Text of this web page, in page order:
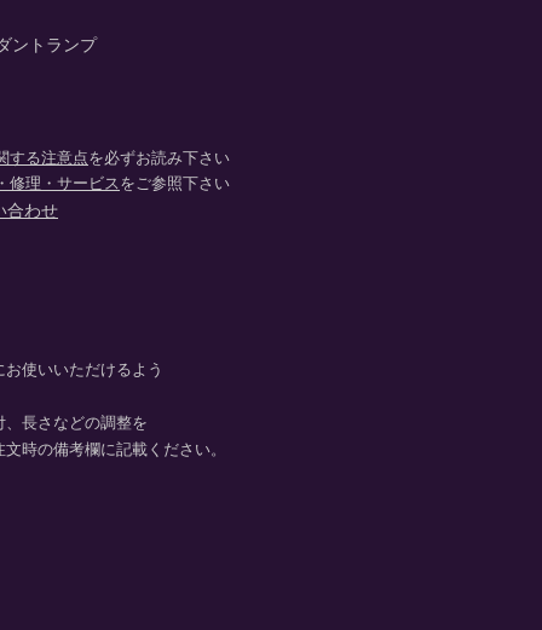
ントランプ
する注意点を必ずお読み下さい
修理・サービス をご参照下さい
合わせ
使いいただけるよう
長さなどの調整を
時の備考欄に記載ください。